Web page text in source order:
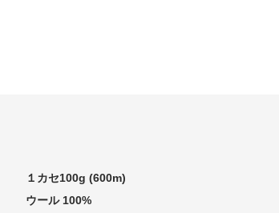
１カセ100g (600m)
ウール 100%